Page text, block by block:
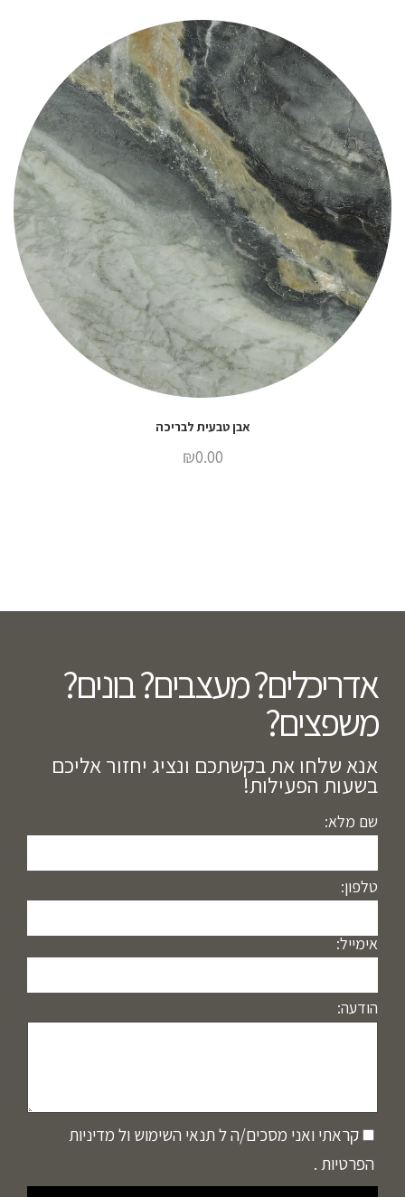
אבן טבעית לבריכה
₪0.00
אדריכלים? מעצבים? בונים?
משפצים?​
אנא שלחו את בקשתכם ונציג יחזור אליכם
בשעות הפעילות!
שם מלא:
טלפון:
אימייל:
הודעה:
קראתי ואני מסכים/ה ל תנאי השימוש ול מדיניות
הפרטיות .